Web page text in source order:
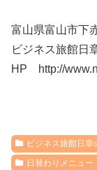
富山県富山市下
ビジネス旅館
HP http://
ビジネス旅館日章
日替わりメニュ